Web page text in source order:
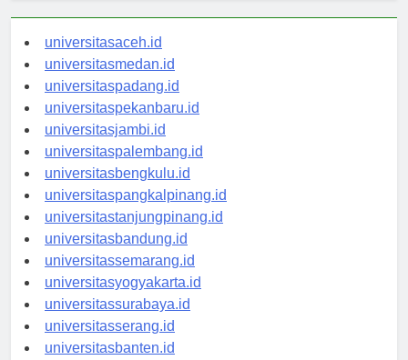
universitasaceh.id
universitasmedan.id
universitaspadang.id
universitaspekanbaru.id
universitasjambi.id
universitaspalembang.id
universitasbengkulu.id
universitaspangkalpinang.id
universitastanjungpinang.id
universitasbandung.id
universitassemarang.id
universitasyogyakarta.id
universitassurabaya.id
universitasserang.id